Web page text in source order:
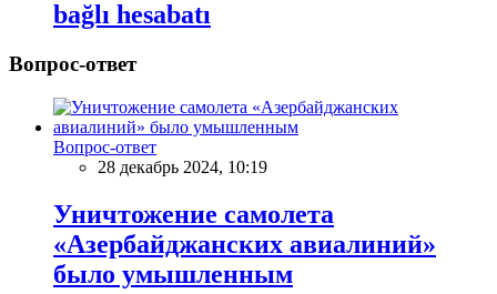
bağlı hesabatı
Вопрос-ответ
Вопрос-ответ
28 декабрь 2024, 10:19
Уничтожение самолета
«Азербайджанских авиалиний»
было умышленным